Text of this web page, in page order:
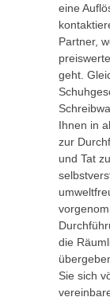
eine
Partner,
geht.
Ihnen in
zur
und Tat
die
Sie sich